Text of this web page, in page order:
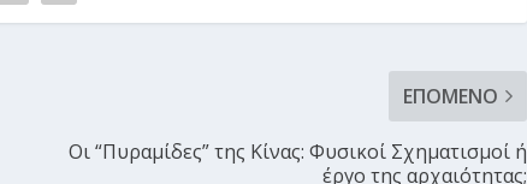
ΕΠΌΜΕΝΟ
Οι “Πυραμίδες” της Κίνας: Φυσικοί Σχηματισμοί ή
έργο της αρχαιότητας;